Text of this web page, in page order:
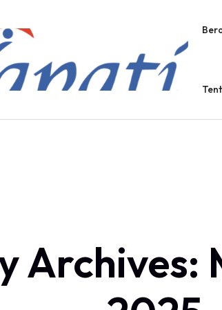
Archives: